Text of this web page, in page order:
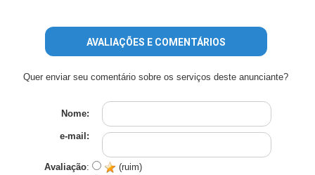
AVALIAÇÕES E COMENTÁRIOS
Quer enviar seu comentário sobre os serviços deste anunciante?
Nome:
e-mail:
Avaliação:
(ruim)